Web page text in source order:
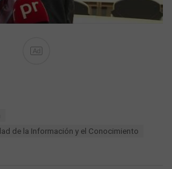
Ad
de la Información y el Conocimiento